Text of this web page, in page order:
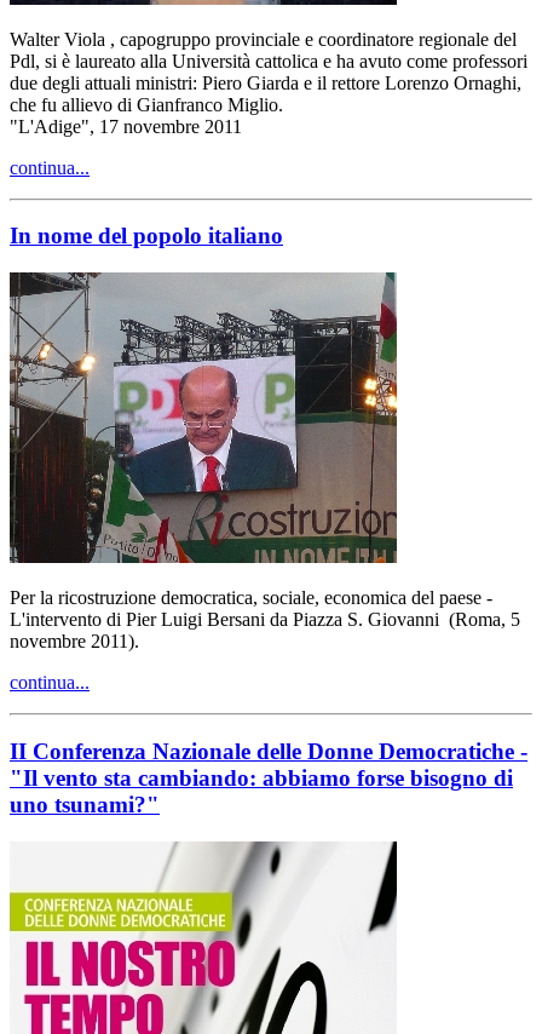
Walter Viola , capogruppo provinciale e coordinatore regionale del
Pdl, si è laureato alla Università cattolica e ha avuto come professori
due degli attuali ministri: Piero Giarda e il rettore Lorenzo Ornaghi,
che fu allievo di Gianfranco Miglio.
"L'Adige", 17 novembre 2011
continua...
In nome del popolo italiano
Per la ricostruzione democratica, sociale, economica del paese -
L'intervento di Pier Luigi Bersani da Piazza S. Giovanni (Roma, 5
novembre 2011).
continua...
II Conferenza Nazionale delle Donne Democratiche -
"Il vento sta cambiando: abbiamo forse bisogno di
uno tsunami?"